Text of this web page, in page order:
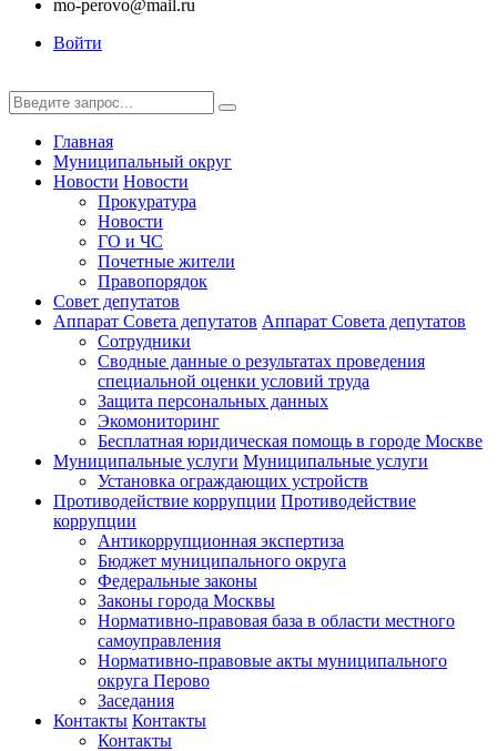
mo-perovo@mail.ru
Войти
Главная
Муниципальный округ
Новости Новости
Прокуратура
Новости
ГО и ЧС
Почетные жители
Правопорядок
Совет депутатов
Аппарат Совета депутатов Аппарат Совета депутатов
Сотрудники
Сводные данные о результатах проведения
специальной оценки условий труда
Защита персональных данных
Экомониторинг
Бесплатная юридическая помощь в городе Москве
Муниципальные услуги Муниципальные услуги
Установка ограждающих устройств
Противодействие коррупции Противодействие
коррупции
Антикоррупционная экспертиза
Бюджет муниципального округа
Федеральные законы
Законы города Москвы
Нормативно-правовая база в области местного
самоуправления
Нормативно-правовые акты муниципального
округа Перово
Заседания
Контакты Контакты
Контакты